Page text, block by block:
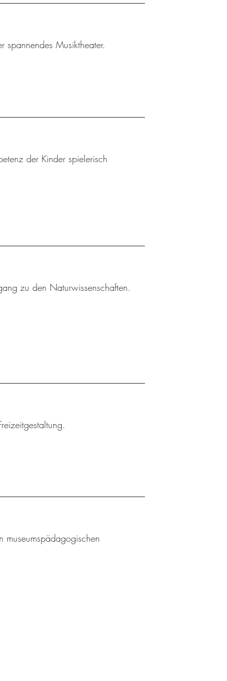
spannendes Musiktheater.
der Kinder spielerisch
zu den Naturwissenschaften.
museumspädagogischen